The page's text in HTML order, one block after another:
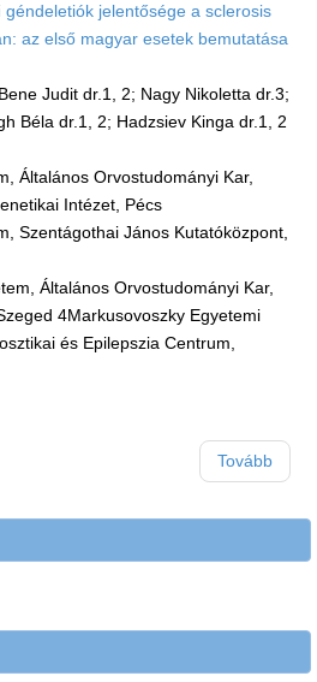
jelentősége a sclerosis
az első magyar esetek bemutatása
Judit dr.1, 2; Nagy Nikoletta dr.3;
Béla dr.1, 2; Hadzsiev Kinga dr.1, 2
Általános Orvostudományi Kar,
Intézet, Pécs
Szentágothai János Kutatóközpont,
Általános Orvostudományi Kar,
4Markusovoszky Egyetemi
és Epilepszia Centrum,
Tovább